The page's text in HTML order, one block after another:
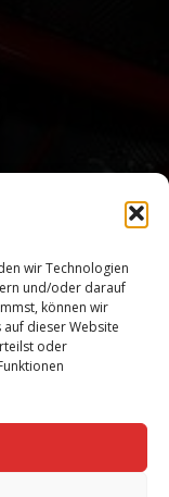
wir Technologien
und/oder darauf
können wir
dieser Website
oder
sich ständig
Technologien.
Sie unseren